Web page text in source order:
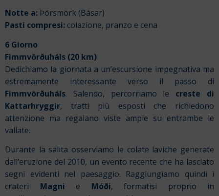
Notte a: Þórsmörk (Básar)
Pasti compresi: colazione, pranzo e cena
6 Giorno
Fimmvörðuháls (20 km)
Dedichiamo la giornata a un’escursione impegnativa ma
estremamente interessante verso il passo di
Fimmvörðuháls. Salendo, percorriamo le creste di
Kattarhryggir, tratti più esposti che richiedono
attenzione ma regalano viste ampie su entrambe le
vallate.
Durante la salita osserviamo le colate laviche generate
dall’eruzione del 2010, un evento recente che ha lasciato
segni evidenti nel paesaggio. Raggiungiamo quindi i
crateri Magni e Móði, formatisi proprio in